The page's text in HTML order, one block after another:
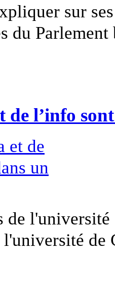
sur
du
de l’info
de
l'université